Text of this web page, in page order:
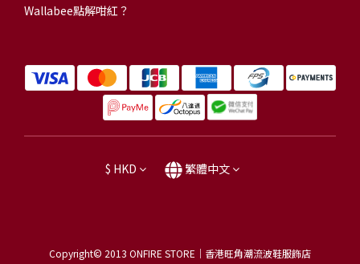
Wallabee點解咁紅？
$ HKD 繁體中文
Copyright© 2013 ONFIRE STORE｜香港旺角潮流波鞋服飾店